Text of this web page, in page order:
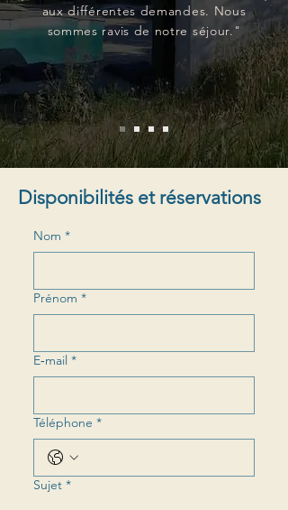
aux différentes demandes. Nous
sommes ravis de notre séjour."
Disponibilités et réservations
Nom *
Prénom *
E‑mail *
Téléphone *
Sujet *